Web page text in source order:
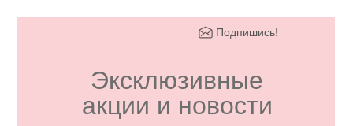
Эксклюзивные
акции и новости
Подпишись!